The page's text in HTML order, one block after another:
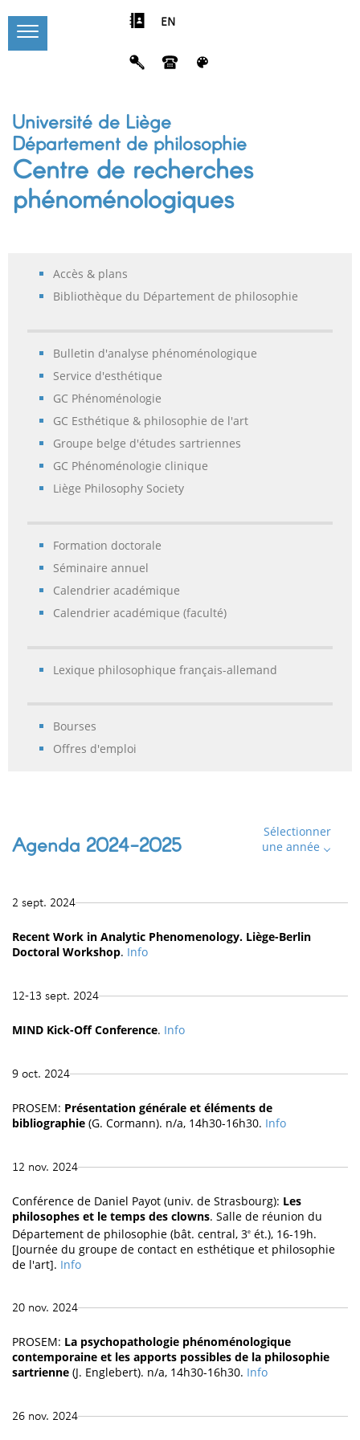
EN
Université de Liège
Département de philosophie
Centre de recherches
phénoménologiques
Accès & plans
Bibliothèque du Département de philosophie
Bulletin d'analyse phénoménologique
Service d'esthétique
GC Phénoménologie
GC Esthétique & philosophie de l'art
Groupe belge d'études sartriennes
GC Phénoménologie clinique
Liège Philosophy Society
Formation doctorale
Séminaire annuel
Calendrier académique
Calendrier académique (faculté)
Lexique philosophique français-allemand
Bourses
Offres d'emploi
Sélectionner
une année
Agenda 2024-2025
2 sept. 2024
Recent Work in Analytic Phenomenology. Liège-Berlin
Doctoral Workshop. Info
12-13 sept. 2024
MIND Kick-Off Conference. Info
9 oct. 2024
PROSEM: Présentation générale et éléments de
bibliographie (G. Cormann). n/a, 14h30-16h30. Info
12 nov. 2024
Conférence de Daniel Payot (univ. de Strasbourg): Les
philosophes et le temps des clowns. Salle de réunion du
Département de philosophie (bât. central, 3e ét.), 16-19h.
[Journée du groupe de contact en esthétique et philosophie
de l'art]. Info
20 nov. 2024
PROSEM: La psychopathologie phénoménologique
contemporaine et les apports possibles de la philosophie
sartrienne (J. Englebert). n/a, 14h30-16h30. Info
26 nov. 2024